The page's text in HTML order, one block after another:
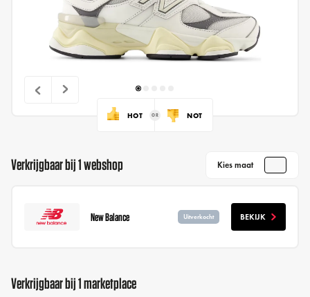
HOT NOT
Verkrijgbaar bij 1 webshop Kies maat
New Balance Uitverkocht BEKIJK
Verkrijgbaar bij 1 marketplace